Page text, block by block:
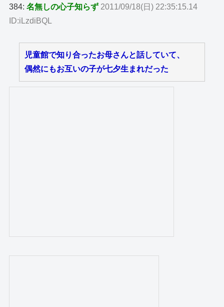
384:名無しの心子知らず 2011/09/18(日) 22:35:15.14
ID:iLzdiBQL
児童館で知り合ったお母さんと話していて、
偶然にもお互いの子が七夕生まれだった